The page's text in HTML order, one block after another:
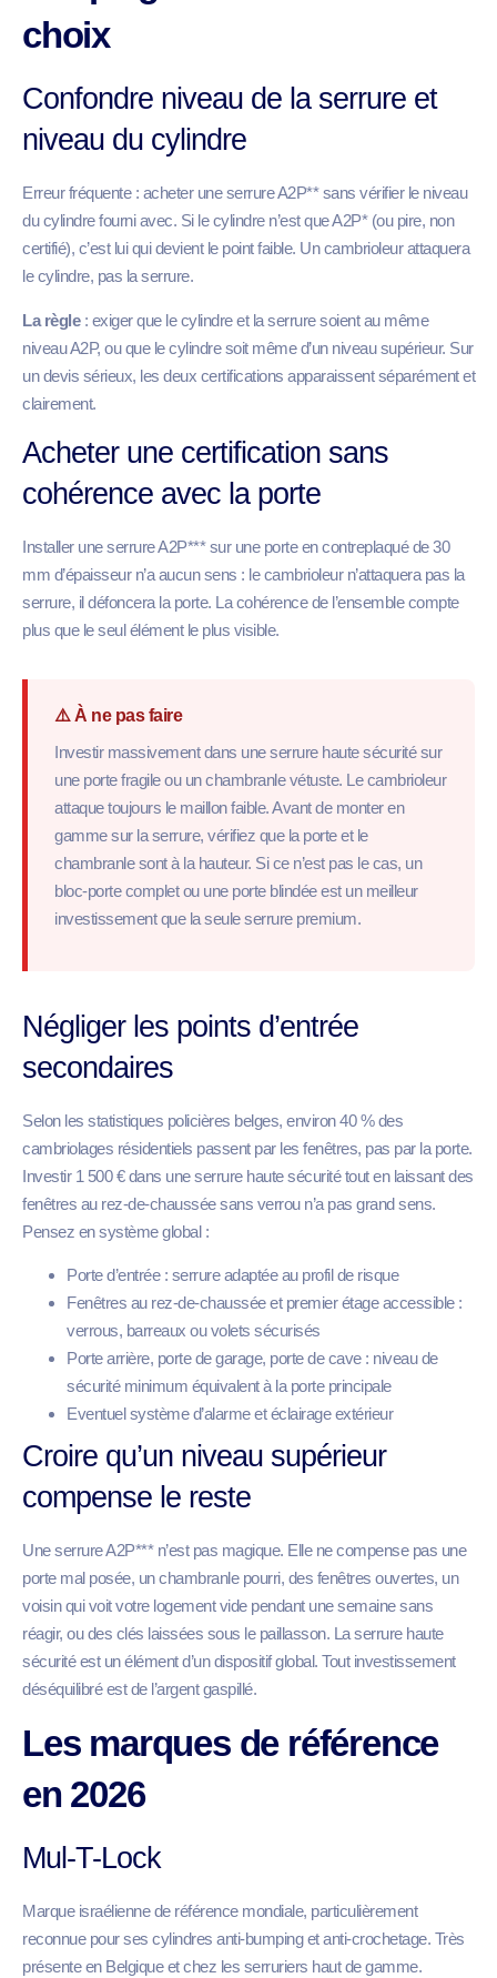
choix
Confondre niveau de la serrure et
niveau du cylindre
Erreur fréquente : acheter une serrure A2P** sans vérifier le niveau
du cylindre fourni avec. Si le cylindre n’est que A2P* (ou pire, non
certifié), c’est lui qui devient le point faible. Un cambrioleur attaquera
le cylindre, pas la serrure.
La règle: exiger que le cylindre et la serrure soient au même
niveau A2P, ou que le cylindre soit même d’un niveau supérieur. Sur
un devis sérieux, les deux certifications apparaissent séparément et
clairement.
Acheter une certification sans
cohérence avec la porte
Installer une serrure A2P*** sur une porte en contreplaqué de 30
mm d’épaisseur n’a aucun sens : le cambrioleur n’attaquera pas la
serrure, il défoncera la porte. La cohérence de l’ensemble compte
plus que le seul élément le plus visible.
⚠️ À ne pas faire
Investir massivement dans une serrure haute sécurité sur
une porte fragile ou un chambranle vétuste. Le cambrioleur
attaque toujours le maillon faible. Avant de monter en
gamme sur la serrure, vérifiez que la porte et le
chambranle sont à la hauteur. Si ce n’est pas le cas, un
bloc-porte complet ou une porte blindée est un meilleur
investissement que la seule serrure premium.
Négliger les points d’entrée
secondaires
Selon les statistiques policières belges, environ 40 % des
cambriolages résidentiels passent par les fenêtres, pas par la porte.
Investir 1 500 € dans une serrure haute sécurité tout en laissant des
fenêtres au rez-de-chaussée sans verrou n’a pas grand sens.
Pensez en système global :
Porte d’entrée : serrure adaptée au profil de risque
Fenêtres au rez-de-chaussée et premier étage accessible :
verrous, barreaux ou volets sécurisés
Porte arrière, porte de garage, porte de cave : niveau de
sécurité minimum équivalent à la porte principale
Eventuel système d’alarme et éclairage extérieur
Croire qu’un niveau supérieur
compense le reste
Une serrure A2P*** n’est pas magique. Elle ne compense pas une
porte mal posée, un chambranle pourri, des fenêtres ouvertes, un
voisin qui voit votre logement vide pendant une semaine sans
réagir, ou des clés laissées sous le paillasson. La serrure haute
sécurité est un élément d’un dispositif global. Tout investissement
déséquilibré est de l’argent gaspillé.
Les marques de référence
en 2026
Mul-T-Lock
Marque israélienne de référence mondiale, particulièrement
reconnue pour ses cylindres anti-bumping et anti-crochetage. Très
présente en Belgique et chez les serruriers haut de gamme.